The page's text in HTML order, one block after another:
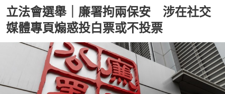
立法會選舉｜廉署拘兩保安 涉在社交
媒體專頁煽惑投白票或不投票